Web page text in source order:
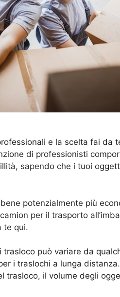
e la scelta fai da
di professionisti
sapendo che i tuoi
potenzialmente più
per il trasporto
te qui.
può variare da
i traslochi a lunga
trasloco, il volume degli